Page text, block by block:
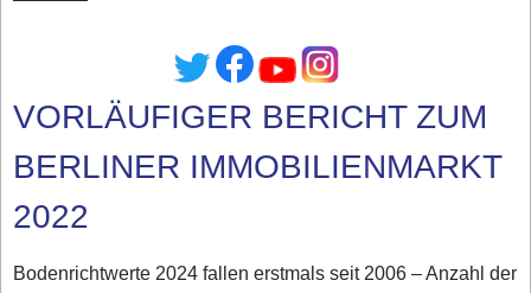
VORLÄUFIGER BERICHT ZUM
BERLINER IMMOBILIENMARKT
2022
Bodenrichtwerte 2024 fallen erstmals seit 2006 – Anzahl der